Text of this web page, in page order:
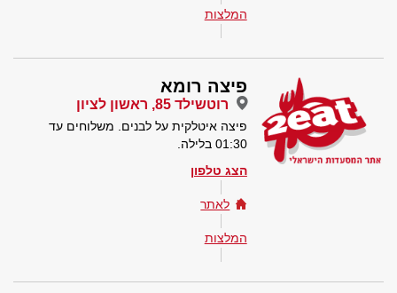
המלצות
פיצה רומא
רוטשילד 85, ראשון לציון
פיצה איטלקית על לבנים. משלוחים עד
01:30 בלילה.
הצג טלפון
לאתר
המלצות